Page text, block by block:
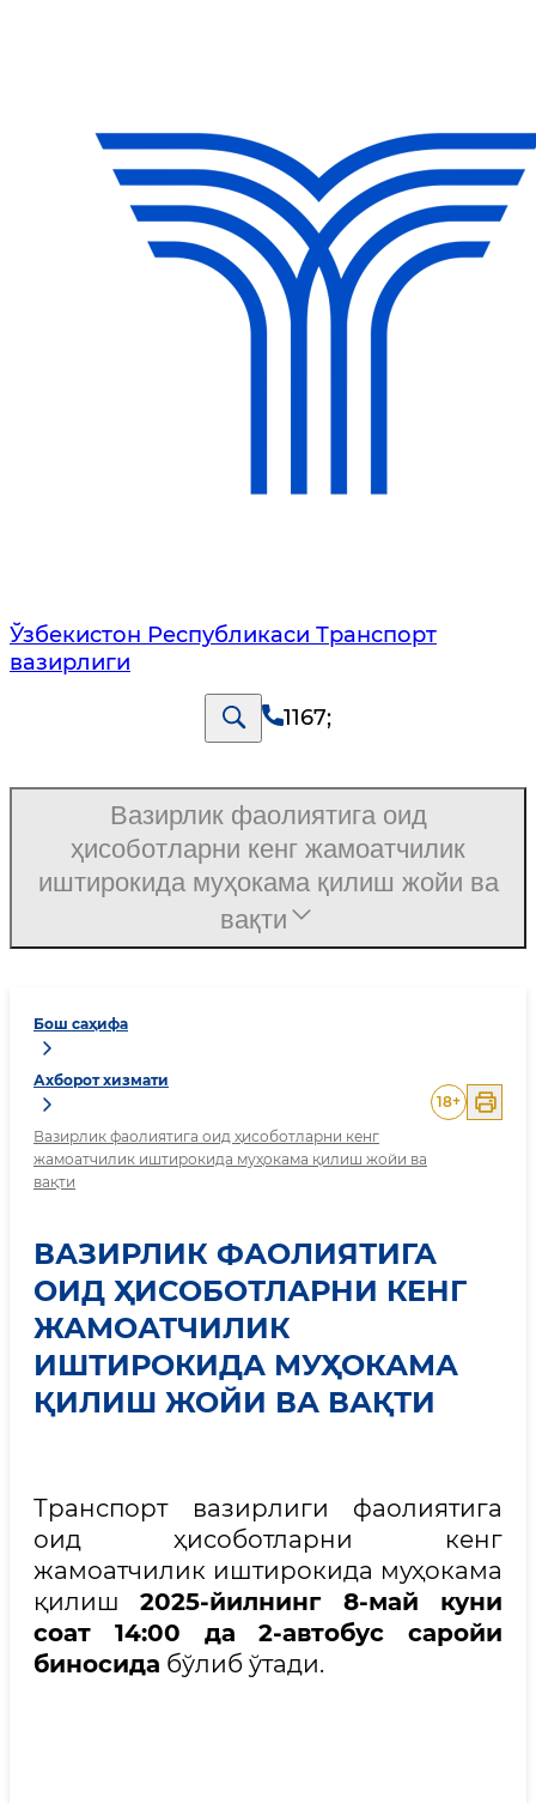
Ўзбекистон Республикаси Транспорт
вазирлиги
1167;
Бош саҳифа
Ахборот хизмати
Вазирлик фаолиятига оид ҳисоботларни кенг
жамоатчилик иштирокида муҳокама қилиш жойи ва
вақти
18+
ВАЗИРЛИК ФАОЛИЯТИГА
ОИД ҲИСОБОТЛАРНИ КЕНГ
ЖАМОАТЧИЛИК
ИШТИРОКИДА МУҲОКАМА
ҚИЛИШ ЖОЙИ ВА ВАҚТИ
Транспорт вазирлиги фаолиятига
оид ҳисоботларни кенг
жамоатчилик иштирокида муҳокама
қилиш2025-йилнинг 8-май куни
соат 14:00 да 2-автобус саройи
биносида бўлиб ўтади.
Вазирлик фаолиятига оид
ҳисоботларни кенг жамоатчилик
иштирокида муҳокама қилиш жойи ва
вақти